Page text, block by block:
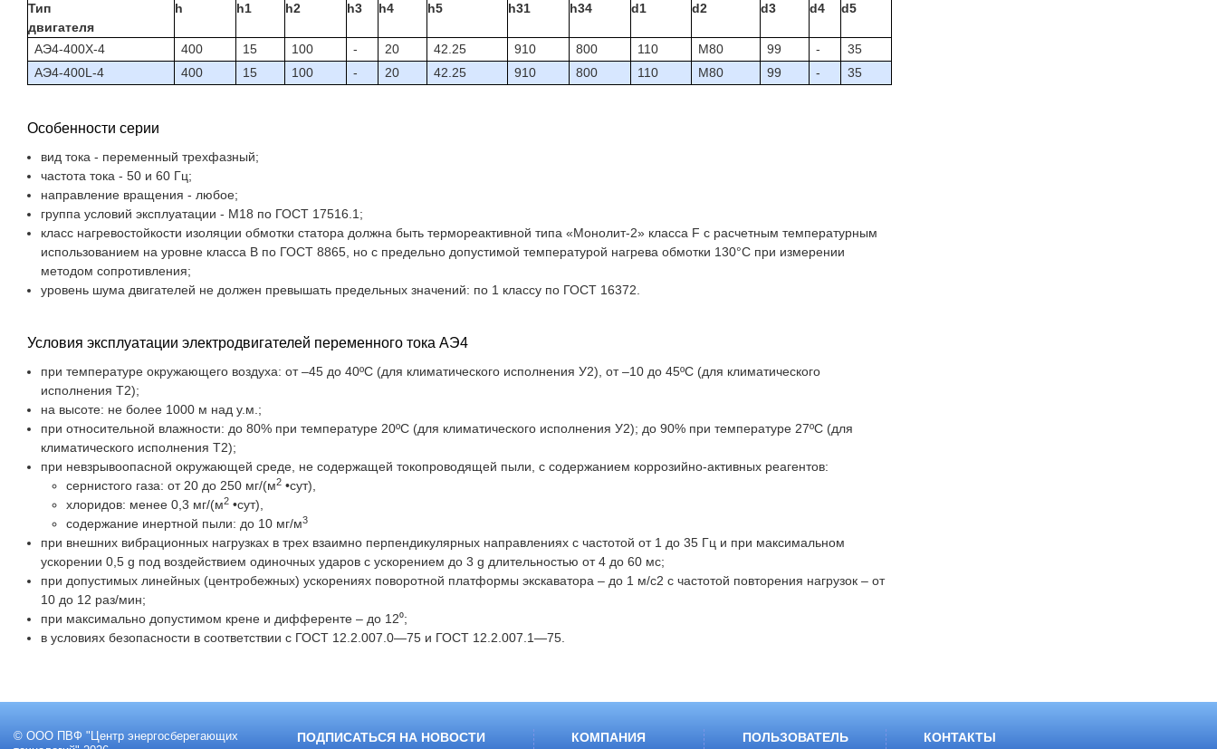
Тип
двигателя
h h1 h2 h3 h4 h5 h31 h34 d1 d2 d3 d4 d5
АЭ4-400X-4 400 15 100 - 20 42.25 910 800 110 М80 99 -
35
АЭ4-400L-4
400 15 100 - 20 42.25 910 800 110 М80 99 - 35
Особенности серии
вид тока - переменный трехфазный;
частота тока - 50 и 60 Гц;
направление вращения - любое;
группа условий эксплуатации - M18 по ГОСТ 17516.1;
класс нагревостойкости изоляции обмотки статора должна быть термореактивной типа «Монолит-2» класса F с расчетным температурным
использованием на уровне класса B по ГОСТ 8865, но с предельно допустимой температурой нагрева обмотки 130°С при измерении
методом сопротивления;
уровень шума двигателей не должен превышать предельных значений: по 1 классу по ГОСТ 16372.
Условия эксплуатации электродвигателей переменного тока АЭ4
при температуре окружающего воздуха: от –45 до 40ºС (для климатического исполнения У2), от –10 до 45ºС (для климатического
исполнения Т2);
на высоте: не более 1000 м над у.м.;
при относительной влажности: до 80% при температуре 20ºС (для климатического исполнения У2); до 90% при температуре 27ºС (для
климатического исполнения Т2);
при невзрывоопасной окружающей среде, не содержащей токопроводящей пыли, с содержанием коррозийно-активных реагентов:
сернистого газа: от 20 до 250 мг/(м2 •сут),
хлоридов: менее 0,3 мг/(м2 •сут),
содержание инертной пыли: до 10 мг/м3
при внешних вибрационных нагрузках в трех взаимно перпендикулярных направлениях с частотой от 1 до 35 Гц и при максимальном
ускорении 0,5 g под воздействием одиночных ударов с ускорением до 3 g длительностью от 4 до 60 мс;
при допустимых линейных (центробежных) ускорениях поворотной платформы экскаватора – до 1 м/с2 с частотой повторения нагрузок – от
10 до 12 раз/мин;
при максимально допустимом крене и дифференте – до 12⁰;
в условиях безопасности в соответствии с ГОСТ 12.2.007.0—75 и ГОСТ 12.2.007.1—75.
© ООО ПВФ "Центр энергосберегающих
ПОДПИСАТЬСЯ НА НОВОСТИ КОМПАНИЯ ПОЛЬЗОВАТЕЛЬ КОНТАКТЫ